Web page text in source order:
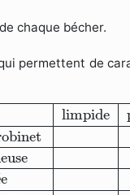
chaque bécher.
permettent de
limpide
e
pure